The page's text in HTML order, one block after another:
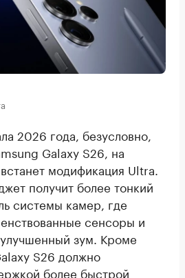
2026 года, безусловно,
Galaxy S26, на
модификация Ultra.
получит более тонкий
системы камер, где
сенсоры и
зум. Кроме
S26 должно
более быстрой